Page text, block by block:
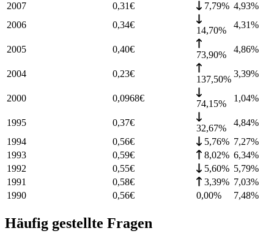
2007
0,31€ 7,79% 4,93%
2006
0,34€
14,70%
4,31%
2005 0,40€
73,90%
4,86%
2004 0,23€
137,50%
3,39%
2000 0,0968€
74,15%
1,04%
1995 0,37€
32,67%
4,84%
1994
0,56€ 5,76% 7,27%
1993
0,59€ 8,02% 6,34%
1992
0,55€ 5,60% 5,79%
1991
0,58€ 3,39% 7,03%
1990
0,56€ 0,00% 7,48%
Häufig gestellte Fragen